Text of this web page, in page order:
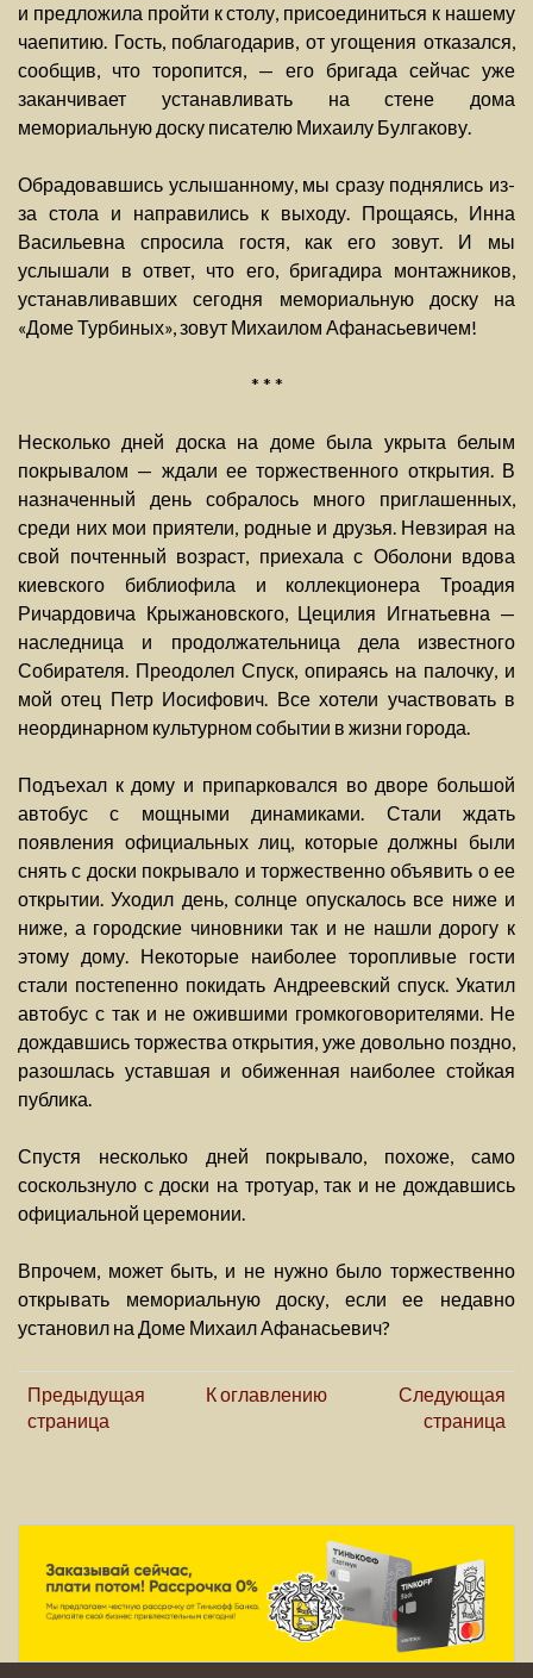
и предложила пройти к столу, присоединиться к нашему
чаепитию. Гость, поблагодарив, от угощения отказался,
сообщив, что торопится, — его бригада сейчас уже
заканчивает устанавливать на стене дома
мемориальную доску писателю Михаилу Булгакову.
Обрадовавшись услышанному, мы сразу поднялись из-
за стола и направились к выходу. Прощаясь, Инна
Васильевна спросила гостя, как его зовут. И мы
услышали в ответ, что его, бригадира монтажников,
устанавливавших сегодня мемориальную доску на
«Доме Турбиных», зовут Михаилом Афанасьевичем!
* * *
Несколько дней доска на доме была укрыта белым
покрывалом — ждали ее торжественного открытия. В
назначенный день собралось много приглашенных,
среди них мои приятели, родные и друзья. Невзирая на
свой почтенный возраст, приехала с Оболони вдова
киевского библиофила и коллекционера Троадия
Ричардовича Крыжановского, Цецилия Игнатьевна —
наследница и продолжательница дела известного
Собирателя. Преодолел Спуск, опираясь на палочку, и
мой отец Петр Иосифович. Все хотели участвовать в
неординарном культурном событии в жизни города.
Подъехал к дому и припарковался во дворе большой
автобус с мощными динамиками. Стали ждать
появления официальных лиц, которые должны были
снять с доски покрывало и торжественно объявить о ее
открытии. Уходил день, солнце опускалось все ниже и
ниже, а городские чиновники так и не нашли дорогу к
этому дому. Некоторые наиболее торопливые гости
стали постепенно покидать Андреевский спуск. Укатил
автобус с так и не ожившими громкоговорителями. Не
дождавшись торжества открытия, уже довольно поздно,
разошлась уставшая и обиженная наиболее стойкая
публика.
Спустя несколько дней покрывало, похоже, само
соскользнуло с доски на тротуар, так и не дождавшись
официальной церемонии.
Впрочем, может быть, и не нужно было торжественно
открывать мемориальную доску, если ее недавно
установил на Доме Михаил Афанасьевич?
Предыдущая
страница
К оглавлению
Следующая
страница